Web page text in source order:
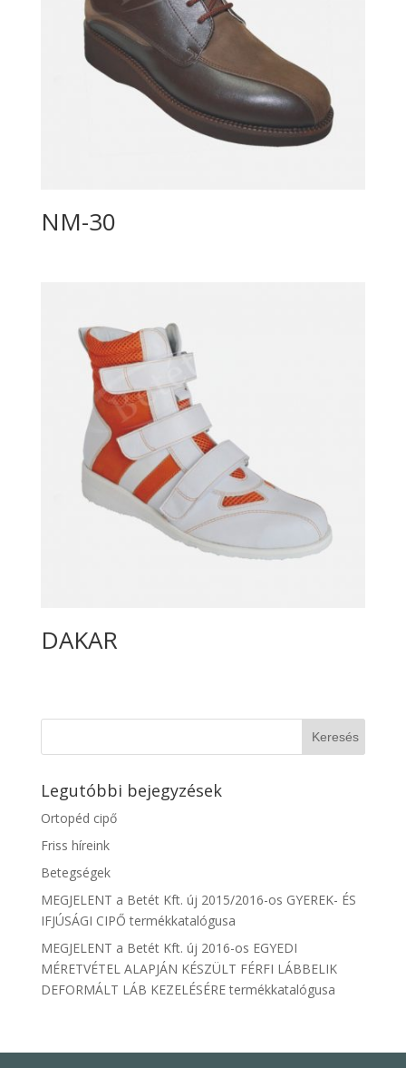
NM-30
DAKAR
Legutóbbi bejegyzések
Ortopéd cipő
Friss híreink
Betegségek
MEGJELENT a Betét Kft. új 2015/2016-os GYEREK- ÉS
IFJÚSÁGI CIPŐ termékkatalógusa
MEGJELENT a Betét Kft. új 2016-os EGYEDI
MÉRETVÉTEL ALAPJÁN KÉSZÜLT FÉRFI LÁBBELIK
DEFORMÁLT LÁB KEZELÉSÉRE termékkatalógusa